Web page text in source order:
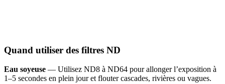
Quand utiliser des filtres ND
Eau soyeuse — Utilisez ND8 à ND64 pour allonger l’exposition à
1–5 secondes en plein jour et flouter cascades, rivières ou vagues.